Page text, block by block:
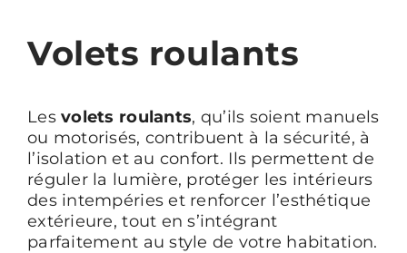
Volets roulants
Lesvolets roulants, qu’ils soient manuels
ou motorisés, contribuent à la sécurité, à
l’isolation et au confort. Ils permettent de
réguler la lumière, protéger les intérieurs
des intempéries et renforcer l’esthétique
extérieure, tout en s’intégrant
parfaitement au style de votre habitation.